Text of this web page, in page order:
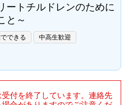
ートチルドレンのために
と～
できる
中高生歓迎
付を終了しています。連絡先